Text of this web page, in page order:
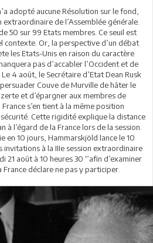
adopté aucune Résolution sur le fond,
de l’Assemblée générale.
50 sur 99 Etats membres. Ce seuil est
contexte. Or, la perspective d’un débat
les Etats-Unis en raison du caractère
pas d’accabler l’Occident et de
4 août, le Secrétaire d’Etat Dean Rusk
Couve de Murville de hâter le
et d’épargner aux membres de
s’en tient à la même position
Cette rigidité explique la distance
à l’égard de la France lors de la session.
en 10 jours, Hammarskjöld lance le 10
invitations à la IIIe session extraordinaire
21 août à 10 heures 30 ‘’afin d’examiner
France déclare ne pas y participer.